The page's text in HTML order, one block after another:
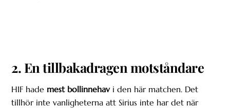
2. En tillbakadragen motståndare
HIF hade mest bollinnehavi den här matchen. Det
tillhör inte vanligheterna att Sirius inte har det när